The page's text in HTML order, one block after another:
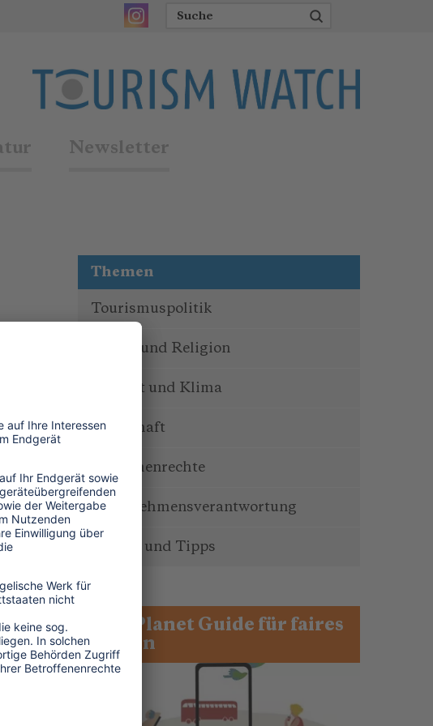
Newsletter
Themen
Tourismuspolitik
Kultur und Religion
Umwelt und Klima
Wirtschaft
Menschenrechte
Unternehmensverantwortung
Service und Tipps
One Planet Guide für faires
Reisen